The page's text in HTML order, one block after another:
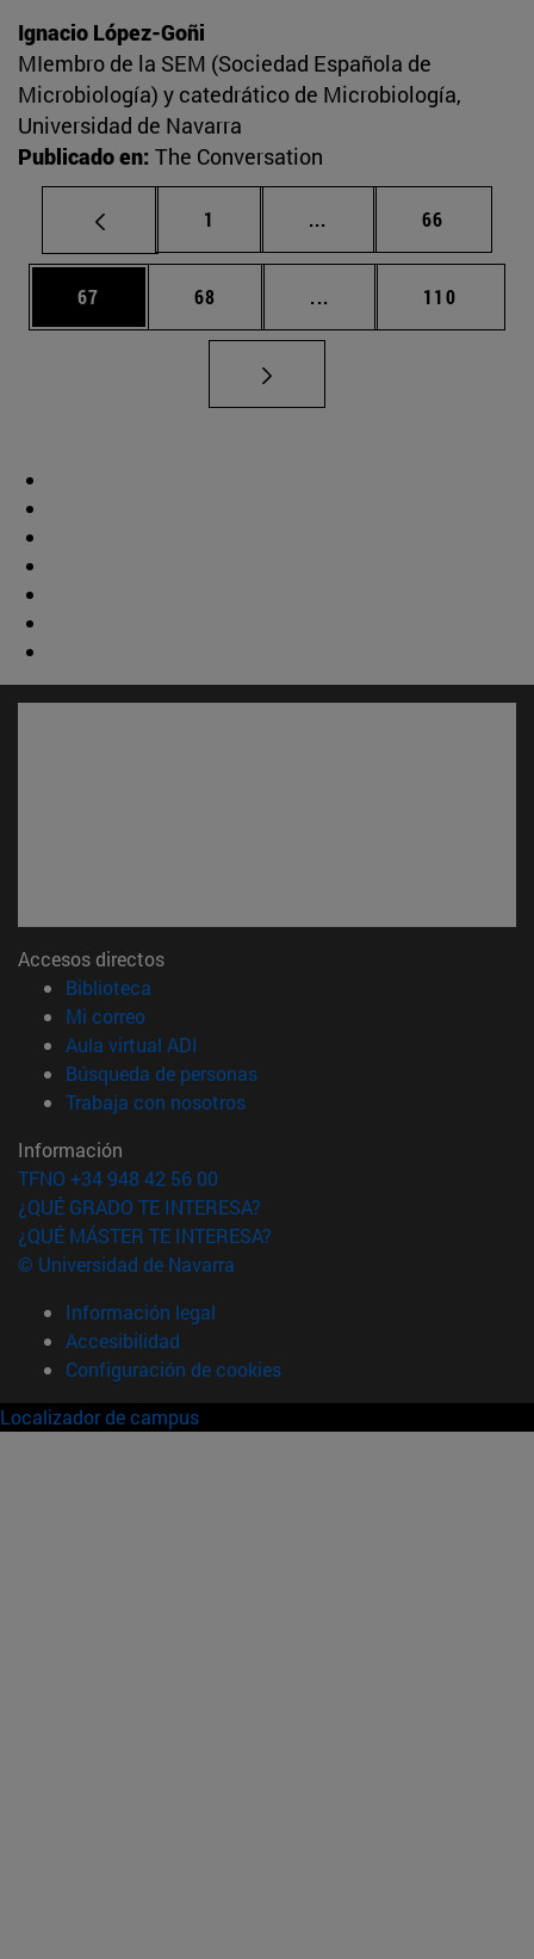
Ignacio López-Goñi
MIembro de la SEM (Sociedad Española de
Microbiología) y catedrático de Microbiología,
Universidad de Navarra
Publicado en: The Conversation
Página
1 ... Páginas intermedias
Página
66
Página
67 Página
68 ... Páginas intermedias
Página
110
Accesos directos
Biblioteca
Mi correo(abre en nueva ventana)
Aula virtual ADI
Búsqueda de personas(abre en nueva ventana)
Trabaja con nosotros(abre en nueva ventana)
Información
TFNO +34 948 42 56 00
¿QUÉ GRADO TE INTERESA?
¿QUÉ MÁSTER TE INTERESA?
© Universidad de Navarra
Información legal
Accesibilidad
Configuración de cookies
Localizador de campus